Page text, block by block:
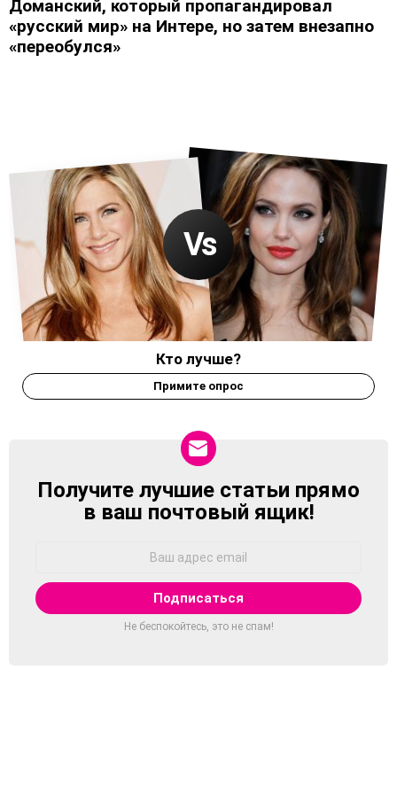
Доманский, который пропагандировал
«русский мир» на Интере, но затем внезапно
«переобулся»
Кто лучше?
Примите опрос
NEWSLETTER
Получите лучшие статьи прямо
в ваш почтовый ящик!
Не беспокойтесь, это не спам!